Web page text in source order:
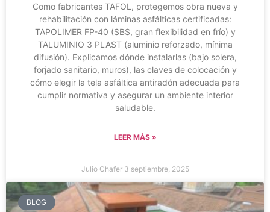
Como fabricantes TAFOL, protegemos obra nueva y
rehabilitación con láminas asfálticas certificadas:
TAPOLIMER FP-40 (SBS, gran flexibilidad en frío) y
TALUMINIO 3 PLAST (aluminio reforzado, mínima
difusión). Explicamos dónde instalarlas (bajo solera,
forjado sanitario, muros), las claves de colocación y
cómo elegir la tela asfáltica antiradón adecuada para
cumplir normativa y asegurar un ambiente interior
saludable.
LEER MÁS »
Julio Chafer 3 septiembre, 2025
BLOG